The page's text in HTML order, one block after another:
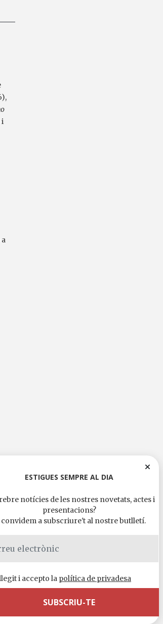
i
ESTIGUES SEMPRE AL DIA
notícies de les nostres novetats, actes i
presentacions?
convidem a subscriure't al nostre butlletí.
i accepto la política de privadesa